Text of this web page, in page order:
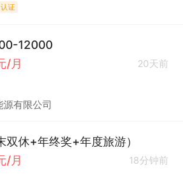
认证
12000
/月
20天前
有限公司
双休+年终奖+年度旅游）
/月
18分钟前